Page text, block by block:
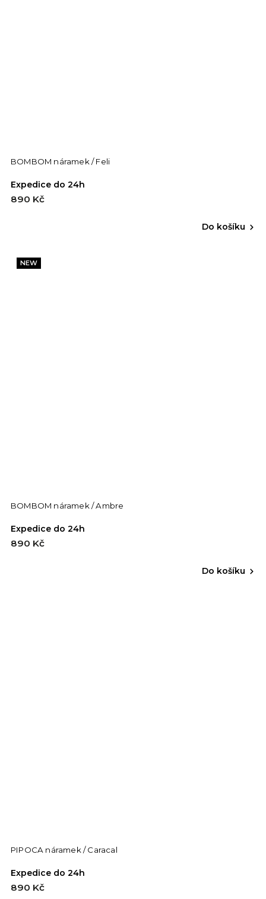
BOMBOM náramek / Feli
Expedice do 24h
890 Kč
Do košíku
NEW
BOMBOM náramek / Ambre
Expedice do 24h
890 Kč
Do košíku
PIPOCA náramek / Caracal
Expedice do 24h
890 Kč